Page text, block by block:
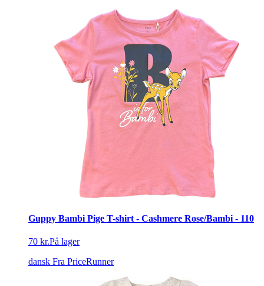
Guppy Bambi Pige T-shirt - Cashmere Rose/Bambi - 110
70 kr.På lager
dansk Fra PriceRunner